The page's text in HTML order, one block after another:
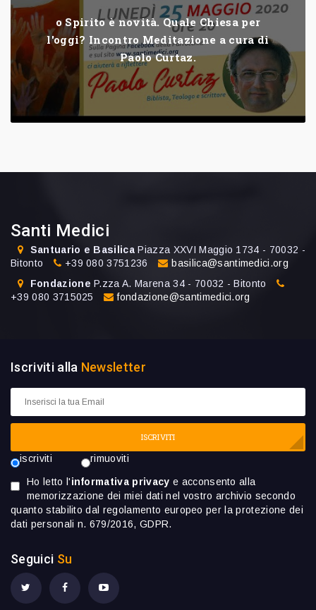
o Spirito è novità. Quale Chiesa per
l'oggi? Incontro Meditazione a cura di
Paolo Curtaz.
Santi Medici
Santuario e Basilica Piazza XXVI Maggio 1734 - 70032 -
Bitonto
+39 080 3751236
basilica@santimedici.org
Fondazione P.zza A. Marena 34 - 70032 - Bitonto
+39 080 3715025
fondazione@santimedici.org
Iscriviti alla Newsletter
ISCRIVITI
iscriviti rimuoviti
Ho letto l'informativa privacy e acconsento alla
memorizzazione dei miei dati nel vostro archivio secondo
quanto stabilito dal regolamento europeo per la protezione dei
dati personali n. 679/2016, GDPR.
Seguici Su